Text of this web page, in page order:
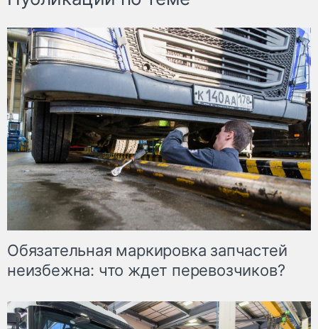
Обязательная маркировка запчастей
неизбежна: что ждет перевозчиков?